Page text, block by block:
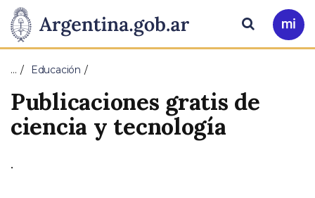
Presidencia
de
la
Nación
Pasar al contenido principal
Ir
a
Buscar
… Educación
Publicaciones gratis de
ciencia y tecnología
.